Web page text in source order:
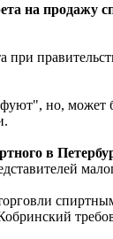
на продажу
но, может
в